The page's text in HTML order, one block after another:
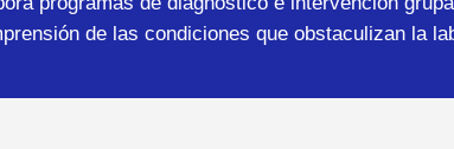
de las condiciones que obstaculizan la